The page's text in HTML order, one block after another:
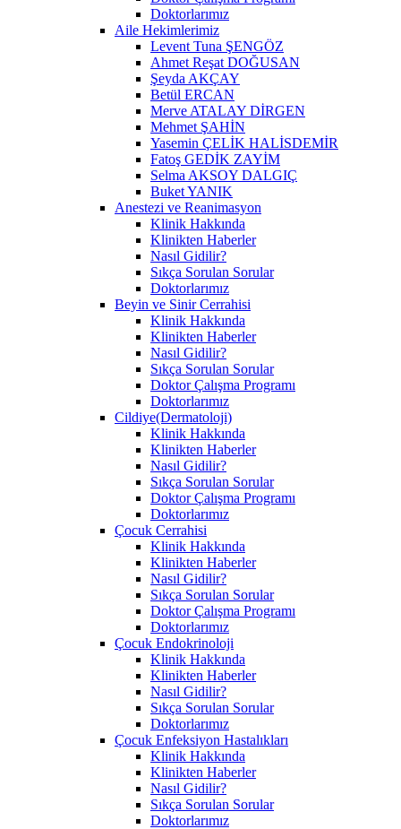
Doktorlarımız
Aile Hekimlerimiz
Levent Tuna ŞENGÖZ
Ahmet Reşat DOĞUSAN
Şeyda AKÇAY
Betül ERCAN
Merve ATALAY DİRGEN
Mehmet ŞAHİN
Yasemin ÇELİK HALİSDEMİR
Fatoş GEDİK ZAYİM
Selma AKSOY DALGIÇ
Buket YANIK
Anestezi ve Reanimasyon
Klinik Hakkında
Klinikten Haberler
Nasıl Gidilir?
Sıkça Sorulan Sorular
Doktorlarımız
Beyin ve Sinir Cerrahisi
Klinik Hakkında
Klinikten Haberler
Nasıl Gidilir?
Sıkça Sorulan Sorular
Doktor Çalışma Programı
Doktorlarımız
Cildiye(Dermatoloji)
Klinik Hakkında
Klinikten Haberler
Nasıl Gidilir?
Sıkça Sorulan Sorular
Doktor Çalışma Programı
Doktorlarımız
Çocuk Cerrahisi
Klinik Hakkında
Klinikten Haberler
Nasıl Gidilir?
Sıkça Sorulan Sorular
Doktor Çalışma Programı
Doktorlarımız
Çocuk Endokrinoloji
Klinik Hakkında
Klinikten Haberler
Nasıl Gidilir?
Sıkça Sorulan Sorular
Doktorlarımız
Çocuk Enfeksiyon Hastalıkları
Klinik Hakkında
Klinikten Haberler
Nasıl Gidilir?
Sıkça Sorulan Sorular
Doktorlarımız